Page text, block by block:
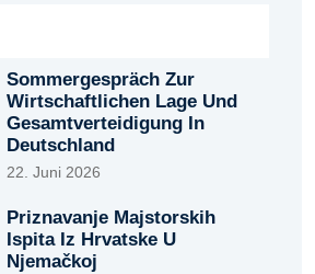
Sommergespräch Zur
Wirtschaftlichen Lage Und
Gesamtverteidigung In
Deutschland
22. Juni 2026
Priznavanje Majstorskih
Ispita Iz Hrvatske U
Njemačkoj